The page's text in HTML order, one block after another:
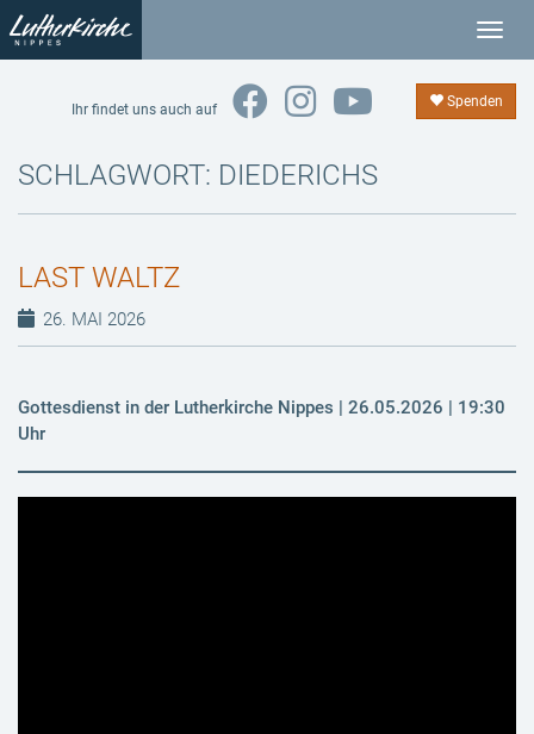
T
o
g
g
n
Ihr findet uns auch auf Spenden
SCHLAGWORT: DIEDERICHS
LAST WALTZ
26. MAI 2026
Gottesdienst in der Lutherkirche Nippes | 26.05.2026 | 19:30
Uhr